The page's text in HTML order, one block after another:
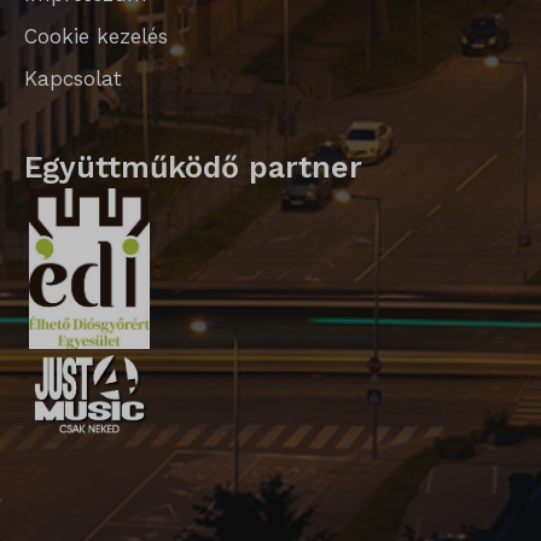
Cookie kezelés
Kapcsolat
Együttműködő partner
ssm_au_c